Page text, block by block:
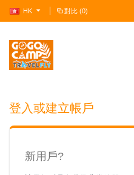
HK 對比 (0)
登入或建立帳戶
新用戶?